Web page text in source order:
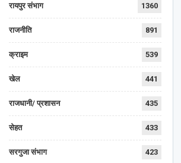
रायपुर संभाग 1360
राजनीति 891
क्राइम 539
खेल 441
राजधानी/ प्रशासन 435
सेहत 433
सरगुजा संभाग 423